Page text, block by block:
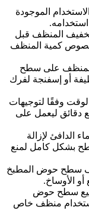
الموجودة
المنظف قبل
كمية المنظف
على سطح
أو إسفنجة لفرك
وفقًا لتوجيهات
دقائق ليعمل على
لإزالة
بشكل كامل لمنع
سطح حوض المطبخ
الأوساخ.
سطح حوض
منظف خاص